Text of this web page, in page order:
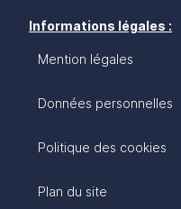
Informations légales :
Mention légales
Données personnelles
Politique des cookies
Plan du site